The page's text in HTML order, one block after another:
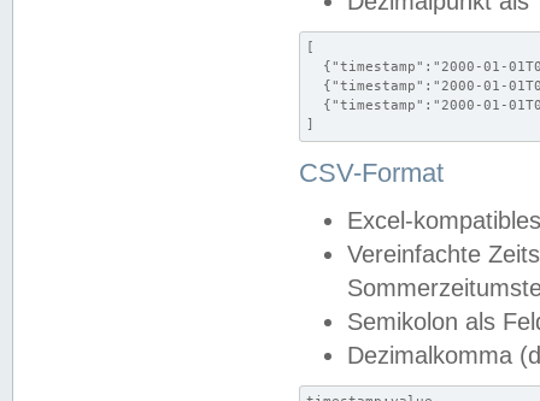
[
{"timestamp":"2000-01-
{"timestamp":"2000-01-
{"timestamp":"2000-01-
]
CSV-Format
Excel-
Vereinfachte
Semikolon als
Dezimalkomma